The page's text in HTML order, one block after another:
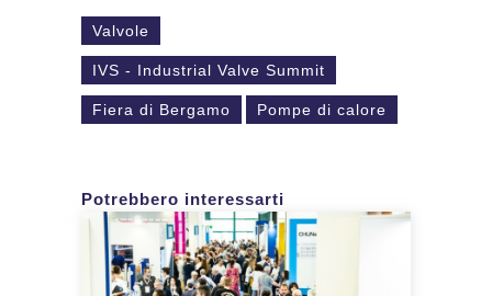
Valvole
IVS - Industrial Valve Summit
Fiera di Bergamo Pompe di calore
Potrebbero interessarti